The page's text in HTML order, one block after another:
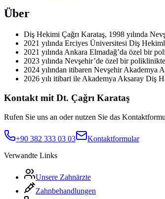
Über
Diş Hekimi Çağrı Karataş, 1998 yılında
2021 yılında Erciyes Üniversitesi Diş
2021 yılında Ankara Elmadağ’da özel bir
2023 yılında Nevşehir’de özel bir
2024 yılından itibaren Nevşehir Akademya
2026 yılı itibari ile Akademya Aksaray Diş
Kontakt mit Dt. Çağrı Karataş
Rufen Sie uns an oder nutzen Sie das
+90 382 333 03 03
Kontaktformular
Verwandte Links
Unsere Zahnärzte
Zahnbehandlungen